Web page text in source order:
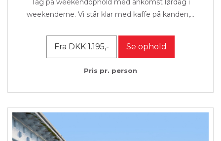
Tag på weekendophold med ankomst lørdag i
weekenderne. Vi står klar med kaffe på kanden,...
Fra DKK 1.195,- Se ophold
Pris pr. person